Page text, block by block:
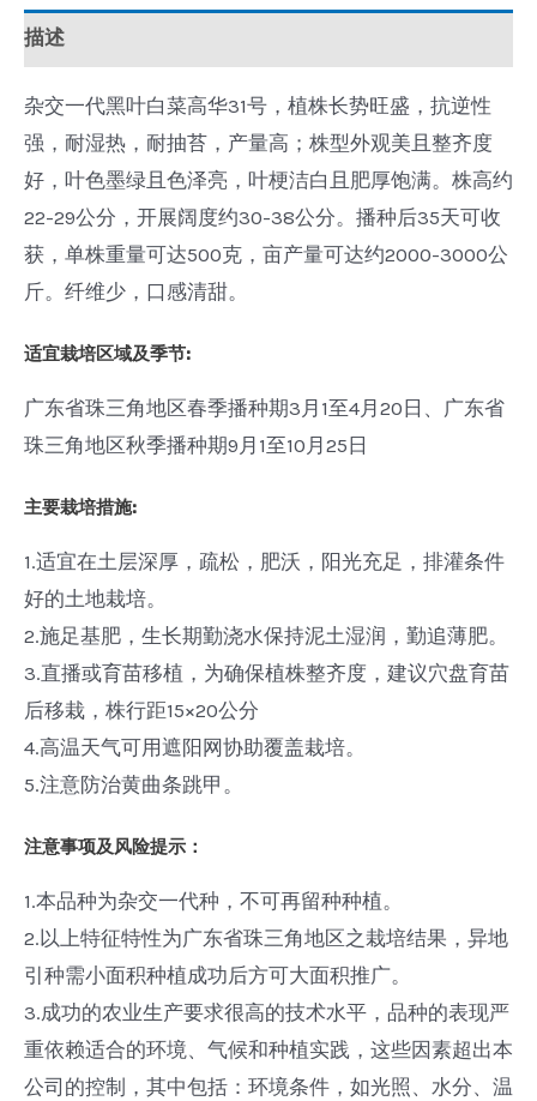
描述
杂交一代黑叶白菜高华31号，植株长势旺盛，抗逆性
强，耐湿热，耐抽苔，产量高；株型外观美且整齐度
好，叶色墨绿且色泽亮，叶梗洁白且肥厚饱满。株高约
22-29公分，开展阔度约30-38公分。播种后35天可收
获，单株重量可达500克，亩产量可达约2000-3000公
斤。纤维少，口感清甜。
适宜栽培区域及季节:
广东省珠三角地区春季播种期3月1至4月20日、广东省
珠三角地区秋季播种期9月1至10月25日
主要栽培措施:
1.适宜在土层深厚，疏松，肥沃，阳光充足，排灌条件
好的土地栽培。
2.施足基肥，生长期勤浇水保持泥土湿润，勤追薄肥。
3.直播或育苗移植，为确保植株整齐度，建议穴盘育苗
后移栽，株行距15×20公分
4.高温天气可用遮阳网协助覆盖栽培。
5.注意防治黄曲条跳甲。
注意事项及风险提示：
1.本品种为杂交一代种，不可再留种种植。
2.以上特征特性为广东省珠三角地区之栽培结果，异地
引种需小面积种植成功后方可大面积推广。
3.成功的农业生产要求很高的技术水平，品种的表现严
重依赖适合的环境、气候和种植实践，这些因素超出本
公司的控制，其中包括：环境条件，如光照、水分、温